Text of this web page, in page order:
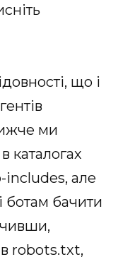
що і
ми
каталогах
але
ботам бачити
в robots.txt,